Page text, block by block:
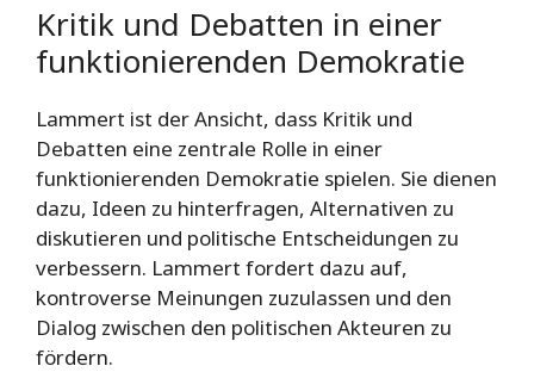
Kritik und Debatten in einer
funktionierenden Demokratie
Lammert ist der Ansicht, dass Kritik und
Debatten eine zentrale Rolle in einer
funktionierenden Demokratie spielen. Sie dienen
dazu, Ideen zu hinterfragen, Alternativen zu
diskutieren und politische Entscheidungen zu
verbessern. Lammert fordert dazu auf,
kontroverse Meinungen zuzulassen und den
Dialog zwischen den politischen Akteuren zu
fördern.